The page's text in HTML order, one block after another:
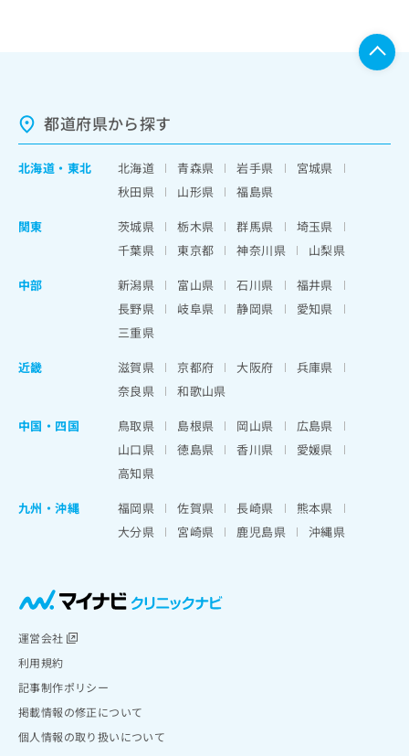
都道府県から探す
北海道 ・ 東北 北海道 青森県 岩手県
宮城県
秋田県
山形県
福島県
関東
茨城県 栃木県 群馬県
埼玉県
千葉県
東京都 神奈川県
山梨県
中部
新潟県 富山県 石川県
福井県
長野県
岐阜県 静岡県
愛知県
三重県
近畿
滋賀県 京都府 大阪府
兵庫県
奈良県
和歌山県
中国・四国
鳥取県 島根県 岡山県
広島県
山口県
徳島県 香川県
愛媛県
高知県
九州・沖縄
福岡県 佐賀県 長崎県
熊本県
大分県
宮崎県 鹿児島県 沖縄県
運営会社
利用規約
記事制作ポリシー
掲載情報の修正について
個人情報の取り扱いについて